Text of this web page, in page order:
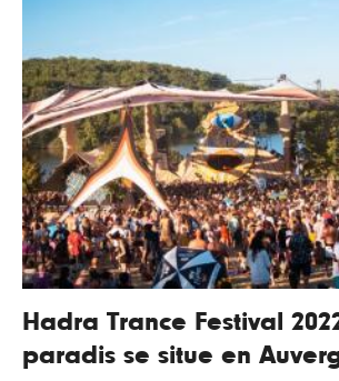
Hadra Trance Festival
paradis se situe en